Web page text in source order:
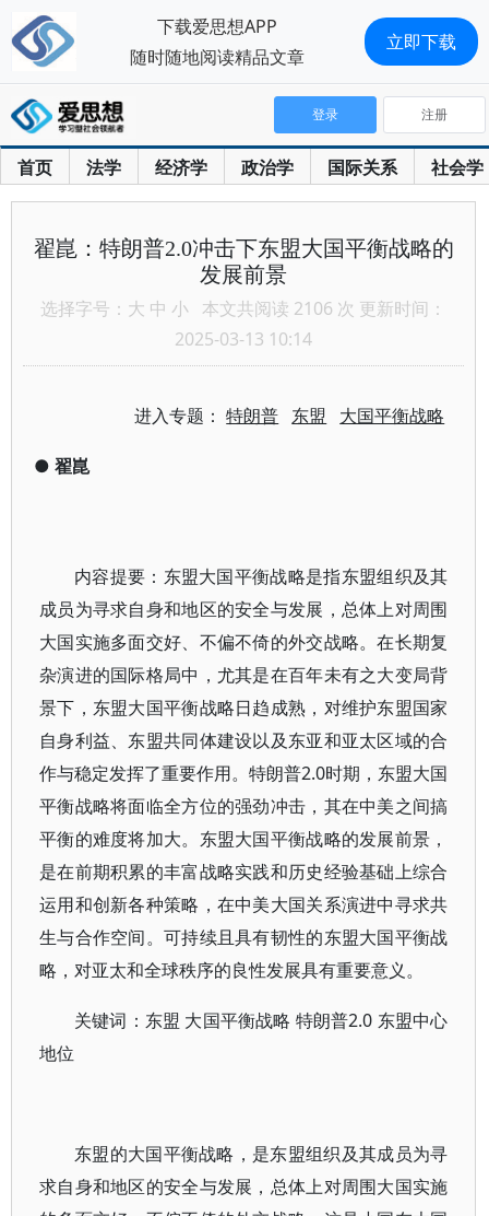
首页 法学 经济学 政治学 国际关系 社会学
登录 注册
翟崑：特朗普2.0冲击下东盟大国平衡战略的
发展前景
选择字号： 大 中 小 本文共阅读 2106 次 更新时间：
2025-03-13 10:14
进入专题：特朗普 东盟 大国平衡战略
● 翟崑
内容提要：东盟大国平衡战略是指东盟组织及其
成员为寻求自身和地区的安全与发展，总体上对周围
大国实施多面交好、不偏不倚的外交战略。在长期复
杂演进的国际格局中，尤其是在百年未有之大变局背
景下，东盟大国平衡战略日趋成熟，对维护东盟国家
自身利益、东盟共同体建设以及东亚和亚太区域的合
作与稳定发挥了重要作用。特朗普2.0时期，东盟大国
平衡战略将面临全方位的强劲冲击，其在中美之间搞
平衡的难度将加大。东盟大国平衡战略的发展前景，
是在前期积累的丰富战略实践和历史经验基础上综合
运用和创新各种策略，在中美大国关系演进中寻求共
生与合作空间。可持续且具有韧性的东盟大国平衡战
略，对亚太和全球秩序的良性发展具有重要意义。
关键词：东盟 大国平衡战略 特朗普2.0 东盟中心
地位
东盟的大国平衡战略，是东盟组织及其成员为寻
求自身和地区的安全与发展，总体上对周围大国实施
下载爱思想APP
随时随地阅读精品文章
立即下载